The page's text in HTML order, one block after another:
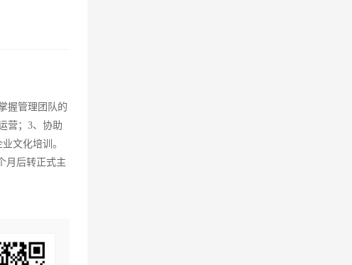
握管理团队的
营；3、协助
文化培训。
月后转正式主